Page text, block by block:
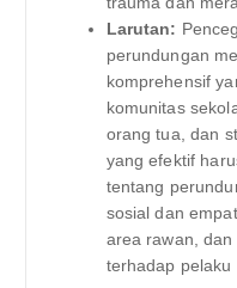
Larutan:
perundungan
komprehensif
komunitas
orang tua, dan
yang efektif
tentang
sosial dan
area rawan,
terhadap pelaku